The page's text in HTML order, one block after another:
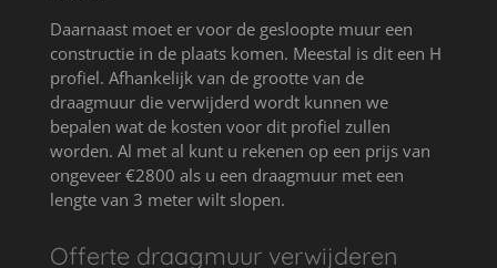
Daarnaast moet er voor de gesloopte muur een
constructie in de plaats komen. Meestal is dit een H
profiel. Afhankelijk van de grootte van de
draagmuur die verwijderd wordt kunnen we
bepalen wat de kosten voor dit profiel zullen
worden. Al met al kunt u rekenen op een prijs van
ongeveer €2800 als u een draagmuur met een
lengte van 3 meter wilt slopen.
Offerte draagmuur verwijderen